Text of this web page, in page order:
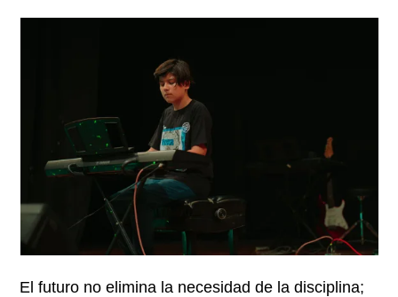
El futuro no elimina la necesidad de la disciplina;